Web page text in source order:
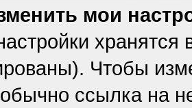
мои
Чтобы
ссылка на